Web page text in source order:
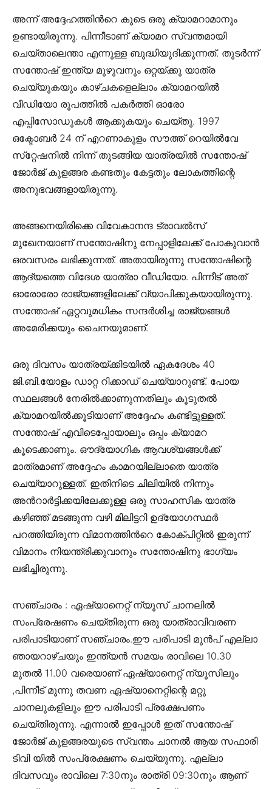
അന്ന് അദ്ദേഹത്തിൻറെ കൂടെ ഒരു ക്യാമറാമാനും
ഉണ്ടായിരുന്നു. പിന്നീടാണ് ക്യാമറ സ്വന്തമായി
ചെയ്താലെന്താ എന്നുള്ള ബുദ്ധിയുദിക്കുന്നത്. തുടർന്ന്
സന്തോഷ് ഇന്ത്യ മുഴുവനും ഒറ്റയ്ക്കു യാത്ര
ചെയ്യുകയും കാഴ്ചകളെല്ലാം ക്യാമറയിൽ
വീഡിയോ രൂപത്തിൽ പകർത്തി ഓരോ
എപ്പിസോഡുകൾ ആക്കുകയും ചെയ്തു. 1997
ഒക്ടോബര്‍ 24 ന് എറണാകുളം സൗത്ത് റെയില്‍വേ
സ്‌റ്റേഷനില്‍ നിന്ന് തുടങ്ങിയ യാത്രയില്‍ സന്തോഷ്
ജോര്‍ജ് കുളങ്ങര കണ്ടതും കേട്ടതും ലോകത്തിന്റെ
അനുഭവങ്ങളായിരുന്നു.
അങ്ങനെയിരിക്കെ വിവേകാനന്ദ ട്രാവൽസ്
മുഖേനയാണ് സന്തോഷിനു നേപ്പാളിലേക്ക് പോകുവാൻ
ഒരവസരം ലഭിക്കുന്നത്. അതായിരുന്നു സന്തോഷിന്റെ
ആദ്യത്തെ വിദേശ യാത്രാ വീഡിയോ. പിന്നീട് അത്
ഓരോരോ രാജ്യങ്ങളിലേക്ക് വ്യാപിക്കുകയായിരുന്നു.
സന്തോഷ് ഏറ്റവുമധികം സന്ദർശിച്ച രാജ്യങ്ങൾ
അമേരിക്കയും ചൈനയുമാണ്.
ഒരു ദിവസം യാത്രയ്ക്കിടയിൽ ഏകദേശം 40
ജി.ബി.യോളം ഡാറ്റ റിക്കാഡ് ചെയ്യാറുണ്ട്. പോയ
സ്ഥലങ്ങൾ നേരിൽക്കാണുന്നതിലും കൂടുതൽ
ക്യാമറയിൽക്കൂടിയാണ് അദ്ദേഹം കണ്ടിട്ടുള്ളത്.
സന്തോഷ് എവിടെപ്പോയാലും ഒപ്പം ക്യാമറ
കൂടെക്കാണും. ഔദ്യോഗിക ആവശ്യങ്ങള്‍ക്ക്
മാത്രമാണ് അദ്ദേഹം കാമറയില്ലാതെ യാത്ര
ചെയ്യാറുള്ളത്. ഇതിനിടെ ചിലിയിൽ നിന്നും
അൻറാർട്ടിക്കയിലേക്കുള്ള ഒരു സാഹസിക യാത്ര
കഴിഞ്ഞ് മടങ്ങുന്ന വഴി മിലിട്ടറി ഉദ്യോഗസ്ഥർ
പറത്തിയിരുന്ന വിമാനത്തിൻറെ കോക്പിറ്റിൽ ഇരുന്ന്
വിമാനം നിയന്ത്രിക്കുവാനും സന്തോഷിനു ഭാഗ്യം
ലഭിച്ചിരുന്നു.
സഞ്ചാരം : ഏഷ്യാനെറ്റ് ന്യൂസ് ചാനലിൽ
സം‌പ്രേഷണം ചെയ്തിരുന്ന ഒരു യാത്രാവിവരണ
പരിപാടിയാണ്‌ സഞ്ചാരം.ഈ പരിപാടി മുൻപ്‌ എല്ലാ
ഞായറാഴ്ചയും ഇന്ത്യൻ സമയം രാവിലെ 10.30
മുതൽ 11.00 വരെയാണ്‌ ഏഷ്യാനെറ്റ് ന്യൂസിലും
,പിന്നീട് മൂന്നു തവണ ഏഷ്യാനെറ്റിന്റെ മറ്റു
ചാനലുകളിലും‌ ഈ പരിപാടി പ്രക്ഷേപണം
ചെയ്തിരുന്നു. എന്നാൽ ഇപ്പോൾ ഇത്‌ സന്തോഷ്
ജോർജ് കുളങ്ങരയുടെ സ്വന്തം ചാനൽ ആയ സഫാരി
ടിവി യിൽ സംപ്രേക്ഷണം ചെയ്യുന്നു. എല്ലാ
ദിവസവും രാവിലെ 7:30നും രാത്രി 09:30നും ആണ്